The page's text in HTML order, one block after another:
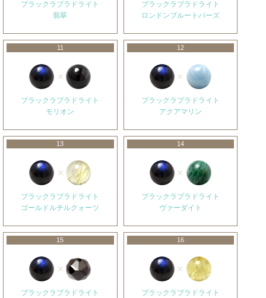
ブラックラブラドライト
翡翠
ブラックラブラドライト
ロンドンブルートパーズ
11
ブラックラブラドライト
モリオン
12
ブラックラブラドライト
アクアマリン
13
ブラックラブラドライト
ゴールドルチルクォーツ
14
ブラックラブラドライト
ヴァーダイト
15
ブラックラブラドライト
16
ブラックラブラドライト